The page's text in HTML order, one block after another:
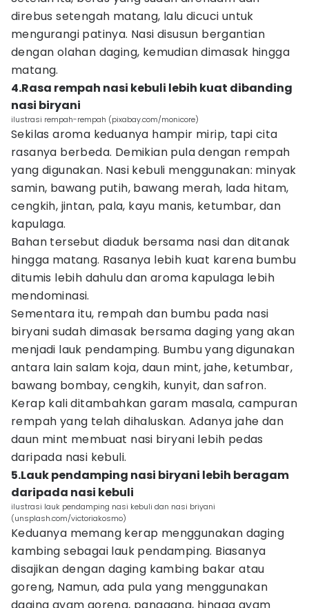
direbus setengah matang, lalu dicuci untuk
mengurangi patinya. Nasi disusun bergantian
dengan olahan daging, kemudian dimasak hingga
matang.
4.Rasa rempah nasi kebuli lebih kuat dibanding
nasi biryani
ilustrasi rempah-rempah (pixabay.com/monicore)
Sekilas aroma keduanya hampir mirip, tapi cita
rasanya berbeda. Demikian pula dengan rempah
yang digunakan. Nasi kebuli menggunakan: minyak
samin, bawang putih, bawang merah, lada hitam,
cengkih, jintan, pala, kayu manis, ketumbar, dan
kapulaga.
Bahan tersebut diaduk bersama nasi dan ditanak
hingga matang. Rasanya lebih kuat karena bumbu
ditumis lebih dahulu dan aroma kapulaga lebih
mendominasi.
Sementara itu, rempah dan bumbu pada nasi
biryani sudah dimasak bersama daging yang akan
menjadi lauk pendamping. Bumbu yang digunakan
antara lain salam koja, daun mint, jahe, ketumbar,
bawang bombay, cengkih, kunyit, dan safron.
Kerap kali ditambahkan garam masala, campuran
rempah yang telah dihaluskan. Adanya jahe dan
daun mint membuat nasi biryani lebih pedas
daripada nasi kebuli.
5.Lauk pendamping nasi biryani lebih beragam
daripada nasi kebuli
ilustrasi lauk pendamping nasi kebuli dan nasi briyani
(unsplash.com/victoriakosmo)
Keduanya memang kerap menggunakan daging
kambing sebagai lauk pendamping. Biasanya
disajikan dengan daging kambing bakar atau
goreng, Namun, ada pula yang menggunakan